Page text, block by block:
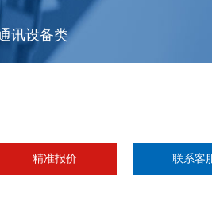
讯设备类
精准报价 联系客